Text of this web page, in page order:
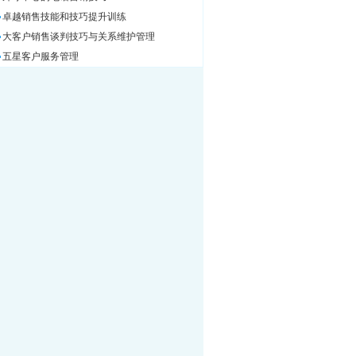
卓越销售技能和技巧提升训练
大客户销售谈判技巧与关系维护管理
五星客户服务管理